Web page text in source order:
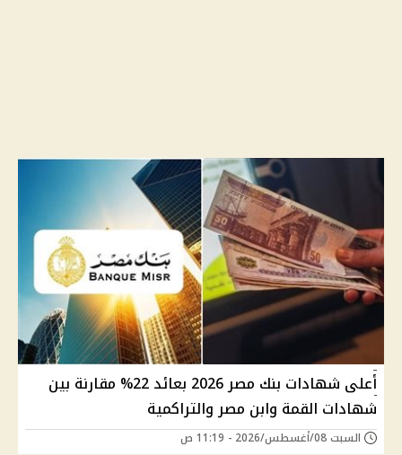
أعلى شهادات بنك مصر 2026 بعائد 22% مقارنة بين
شهادات القمة وابن مصر والتراكمية
السبت 08/أغسطس/2026 - 11:19 ص